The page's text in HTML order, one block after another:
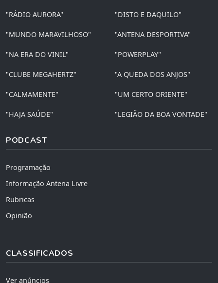
"RÁDIO AURORA" "DISTO E DAQUILO"
"MUNDO MARAVILHOSO" "ANTENA DESPORTIVA"
"NA ERA DO VINIL" "POWERPLAY"
"CLUBE MEGAHERTZ" "A QUEDA DOS ANJOS"
"CALMAMENTE" "UM CERTO ORIENTE"
"HAJA SAÚDE" "LEGIÃO DA BOA VONTADE"
PODCAST
Programação
Informação Antena Livre
Rubricas
Opinião
CLASSIFICADOS
Ver anúncios